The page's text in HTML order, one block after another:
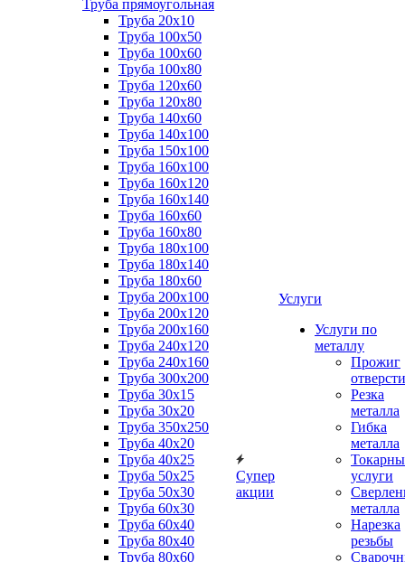
Труба прямоугольная
Труба 20x10
Труба 100x50
Труба 100x60
Труба 100x80
Труба 120x60
Труба 120x80
Труба 140x60
Труба 140x100
Труба 150x100
Труба 160x100
Труба 160x120
Труба 160x140
Труба 160x60
Труба 160x80
Труба 180x100
Труба 180x140
Труба 180x60
Труба 200x100
Труба 200x120
Труба 200x160
Труба 240x120
Труба 240x160
Труба 300x200
Труба 30x15
Труба 30x20
Труба 350x250
Труба 40x20
Труба 40x25
Труба 50x25
Труба 50x30
Труба 60x30
Труба 60x40
Труба 80x40
Труба 80x60
Супер
акции
Услуги
Услуги по
металлу
Прожиг
Резка
металла
Гибка
металла
услуги
металла
Нарезка
резьбы